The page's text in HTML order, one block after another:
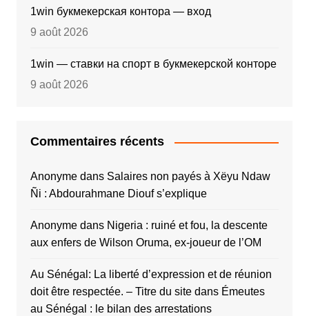
1win букмекерская контора — вход
9 août 2026
1win — ставки на спорт в букмекерской конторе
9 août 2026
Commentaires récents
Anonymedans Salaires non payés à Xëyu Ndaw
Ñi : Abdourahmane Diouf s’explique
Anonymedans Nigeria : ruiné et fou, la descente
aux enfers de Wilson Oruma, ex-joueur de l’OM
Au Sénégal: La liberté d’expression et de réunion
doit être respectée. – Titre du sitedans Émeutes
au Sénégal : le bilan des arrestations